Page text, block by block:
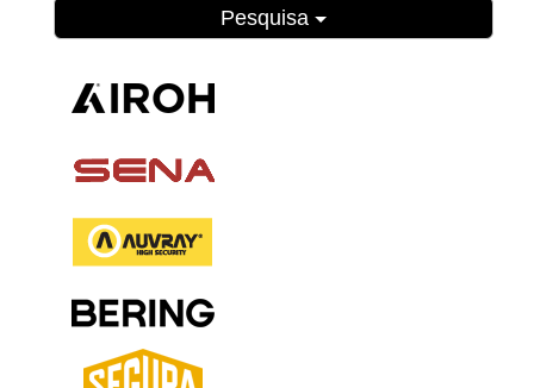
Pesquisa